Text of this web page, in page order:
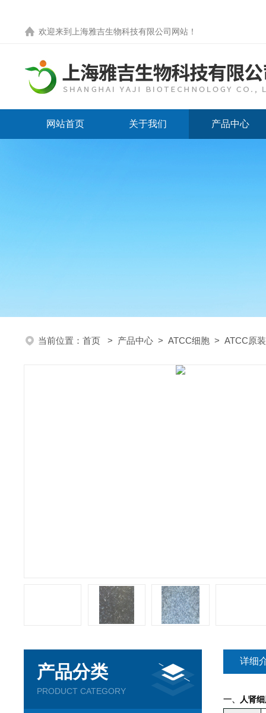
欢迎来到 上海雅吉生物科技有限公司网站 ！
网站首页 关于我们 产品中心
当前位置： 首页 > 产品中心 > ATCC细胞 > ATCC原
产品分类
PRODUCT CATEGORY
详细
一、 人肾